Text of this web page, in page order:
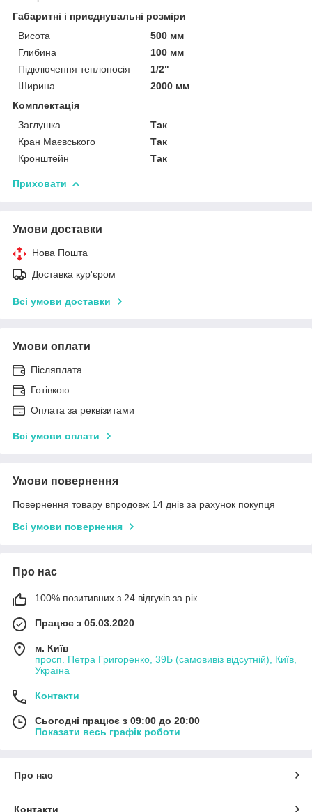
Габаритні і приєднувальні розміри
Висота
500 мм
Глибина
100 мм
Підключення теплоносія
1/2"
Ширина
2000 мм
Комплектація
Заглушка
Так
Кран Маєвського
Так
Кронштейн
Так
Приховати
Умови доставки
Нова Пошта
Доставка кур'єром
Всі умови доставки
Умови оплати
Післяплата
Готівкою
Оплата за реквізитами
Всі умови оплати
Умови повернення
Повернення товару впродовж 14 днів за рахунок покупця
Всі умови повернення
Про нас
100% позитивних з 24 відгуків за рік
Працює з 05.03.2020
м. Київ
просп. Петра Григоренко, 39Б (самовивіз відсутній), Київ,
Україна
Контакти
Сьогодні працює з 09:00 до 20:00
Показати весь графік роботи
Про нас
Контакти